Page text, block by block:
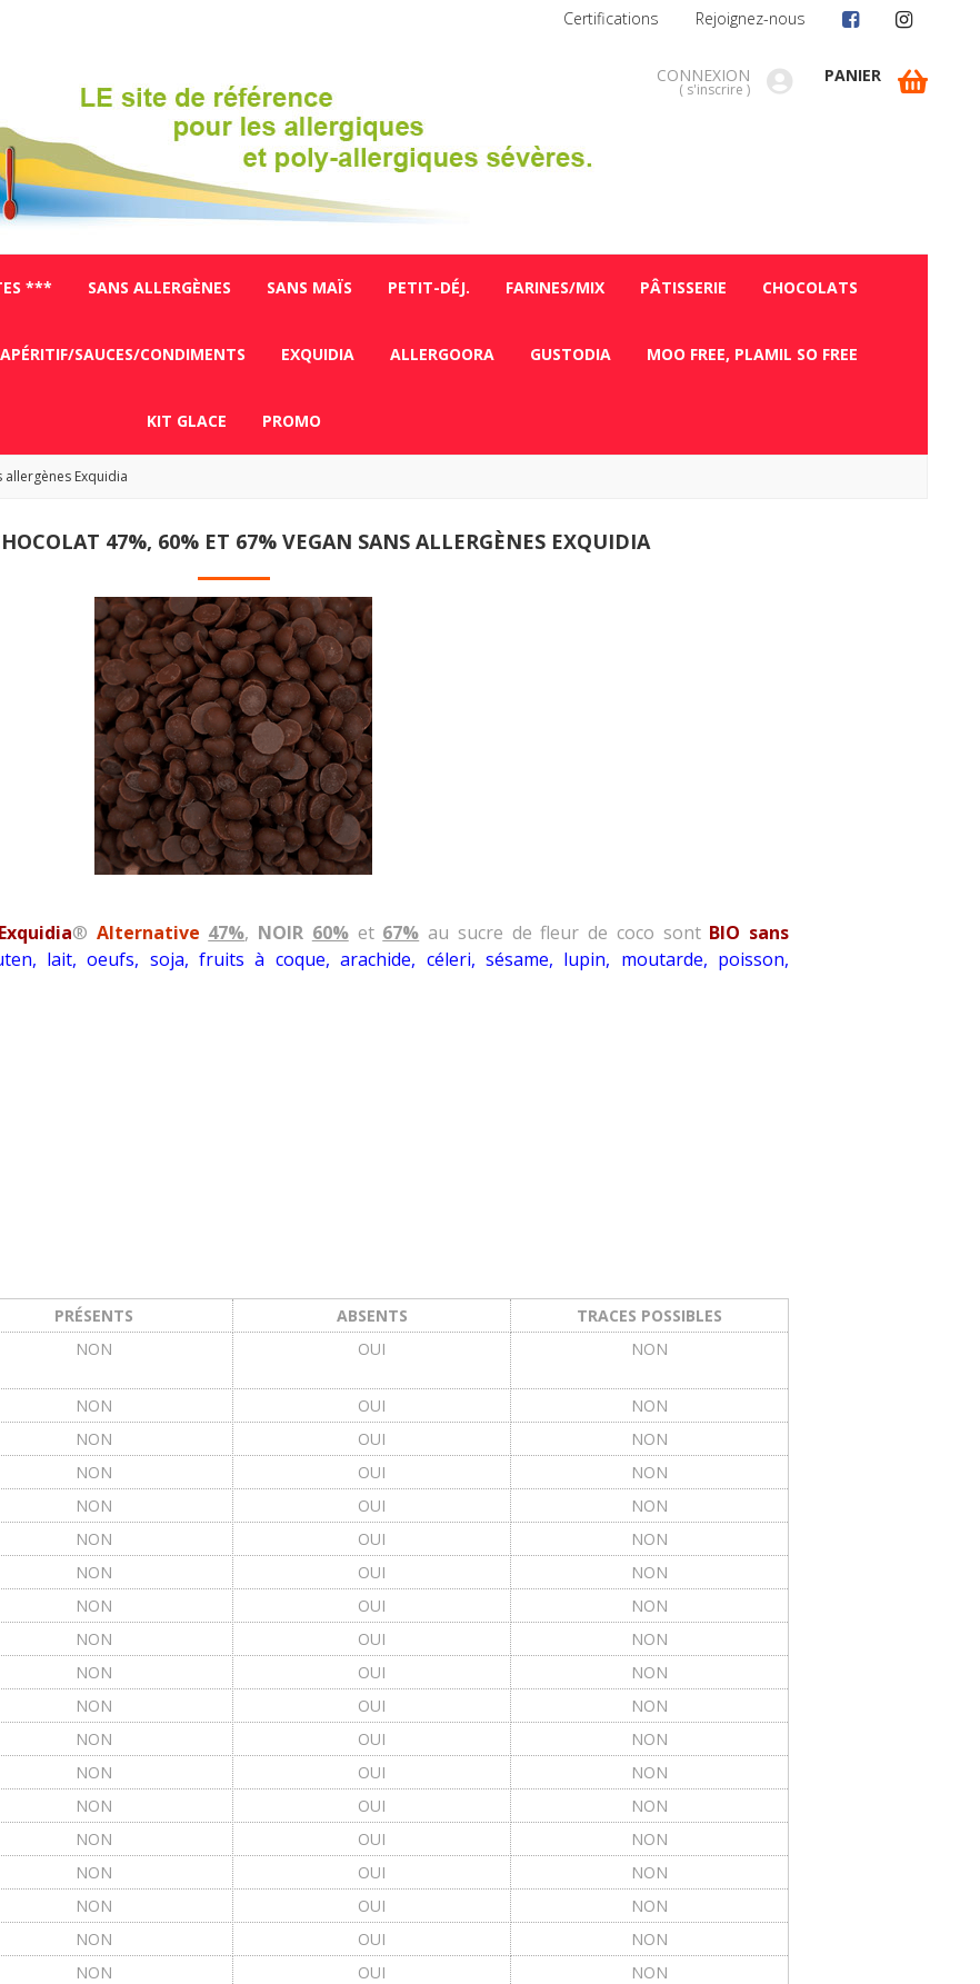
CONNEXION
( s'inscrire )
PANIER
*** SANS ALLERGÈNES SANS MAÏS PETIT-DÉJ. FARINES/MIX PÂTISSERIE CHOCOLATS
APÉRITIF/SAUCES/CONDIMENTS EXQUIDIA ALLERGOORA GUSTODIA MOO FREE, PLAMIL SO FREE
KIT GLACE PROMO
Exquidia
47%, 60% ET 67% VEGAN SANS ALLERGÈNES EXQUIDIA
Exquidia® Alternative 47%, NOIR 60% et 67% au sucre de fleur de coco sont BIO sans
lait, oeufs, soja, fruits à coque, arachide, céleri, sésame, lupin, moutarde, poisson,
PRÉSENTS ABSENTS
TRACES POSSIBLES
NON OUI NON
NON OUI
NON
NON OUI
NON
NON OUI
NON
NON OUI
NON
NON OUI
NON
NON OUI
NON
NON OUI
NON
NON OUI
NON
NON OUI
NON
NON OUI
NON
NON OUI
NON
NON OUI
NON
NON OUI
NON
NON OUI
NON
NON OUI
NON
NON OUI
NON
NON OUI
NON
NON OUI NON
Certifications Rejoignez-nous